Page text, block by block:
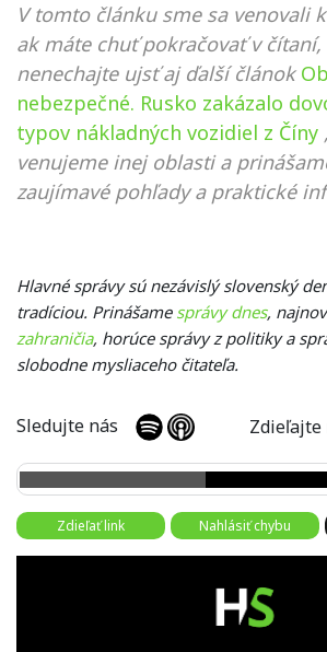
V tomto článku sme sa venovali
ak máte chuť pokračovať v
nenechajte ujsť aj ďalší článok
nebezpečné. Rusko zakázalo
typov nákladných vozidiel z Číny
venujeme inej oblasti a
zaujímavé pohľady a praktické
Hlavné správy sú nezávislý slovenský
tradíciou. Prinášame správy dnes,
zahraničia, horúce správy z politiky a
slobodne mysliaceho čitateľa.
Sledujte nás Zdieľajte
Zdieľať link Nahlásiť chybu